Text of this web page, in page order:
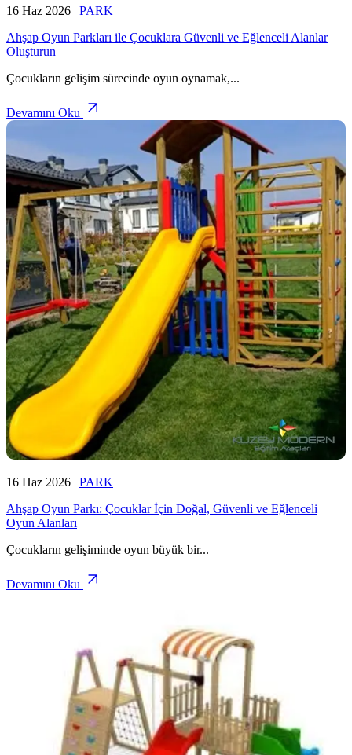
16 Haz 2026 | PARK
Ahşap Oyun Parkları ile Çocuklara Güvenli ve Eğlenceli Alanlar
Oluşturun
Çocukların gelişim sürecinde oyun oynamak,...
Devamını Oku
16 Haz 2026 | PARK
Ahşap Oyun Parkı: Çocuklar İçin Doğal, Güvenli ve Eğlenceli
Oyun Alanları
Çocukların gelişiminde oyun büyük bir...
Devamını Oku